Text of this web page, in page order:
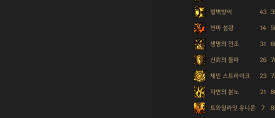
철벽방어 43
천마 섬광 14
생명의 전조 31
신뢰의 돌파 26
체인 스트라이크 23
자연의 분노 21
트와일라잇 유니콘 7